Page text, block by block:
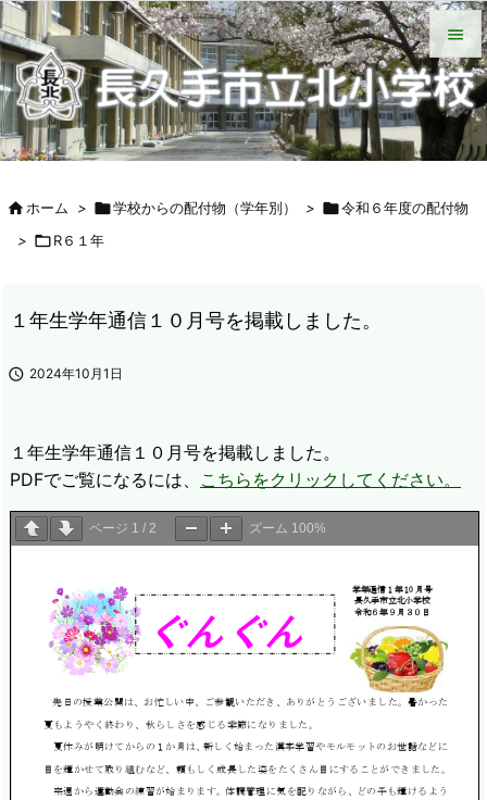


メニュ

サイド
前へ
HOME 北小について 今日の北小 緊急時の対応
各種説明会
ＰＴＡ手帳（Web版）
ＰＴＡの窓
いじめ防止基本方針
学校からの配付物（学年別）
タブレット端末wifi接続手段
ホーム > 学校からの配付物（学年別） > 令和６年度の配付物
> R６１年
１年生学年通信１０月号を掲載しました。
 2024年10月1日
１年生学年通信１０月号を掲載しました。
PDFでご覧になるには、 こちらをクリックしてください。
ページ 1 / 2 ズーム 100%